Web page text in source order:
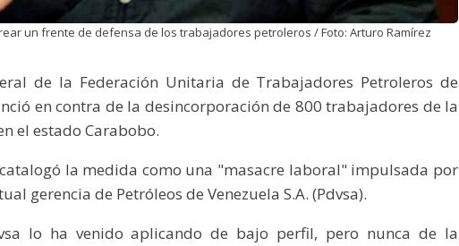
un frente de defensa de los trabajadores petroleros / Foto: Arturo Ramírez
de la Federación Unitaria de Trabajadores Petroleros de
en contra de la desincorporación de 800 trabajadores de la
el estado Carabobo.
la medida como una "masacre laboral" impulsada por
gerencia de Petróleos de Venezuela S.A. (Pdvsa).
lo ha venido aplicando de bajo perfil, pero nunca de la